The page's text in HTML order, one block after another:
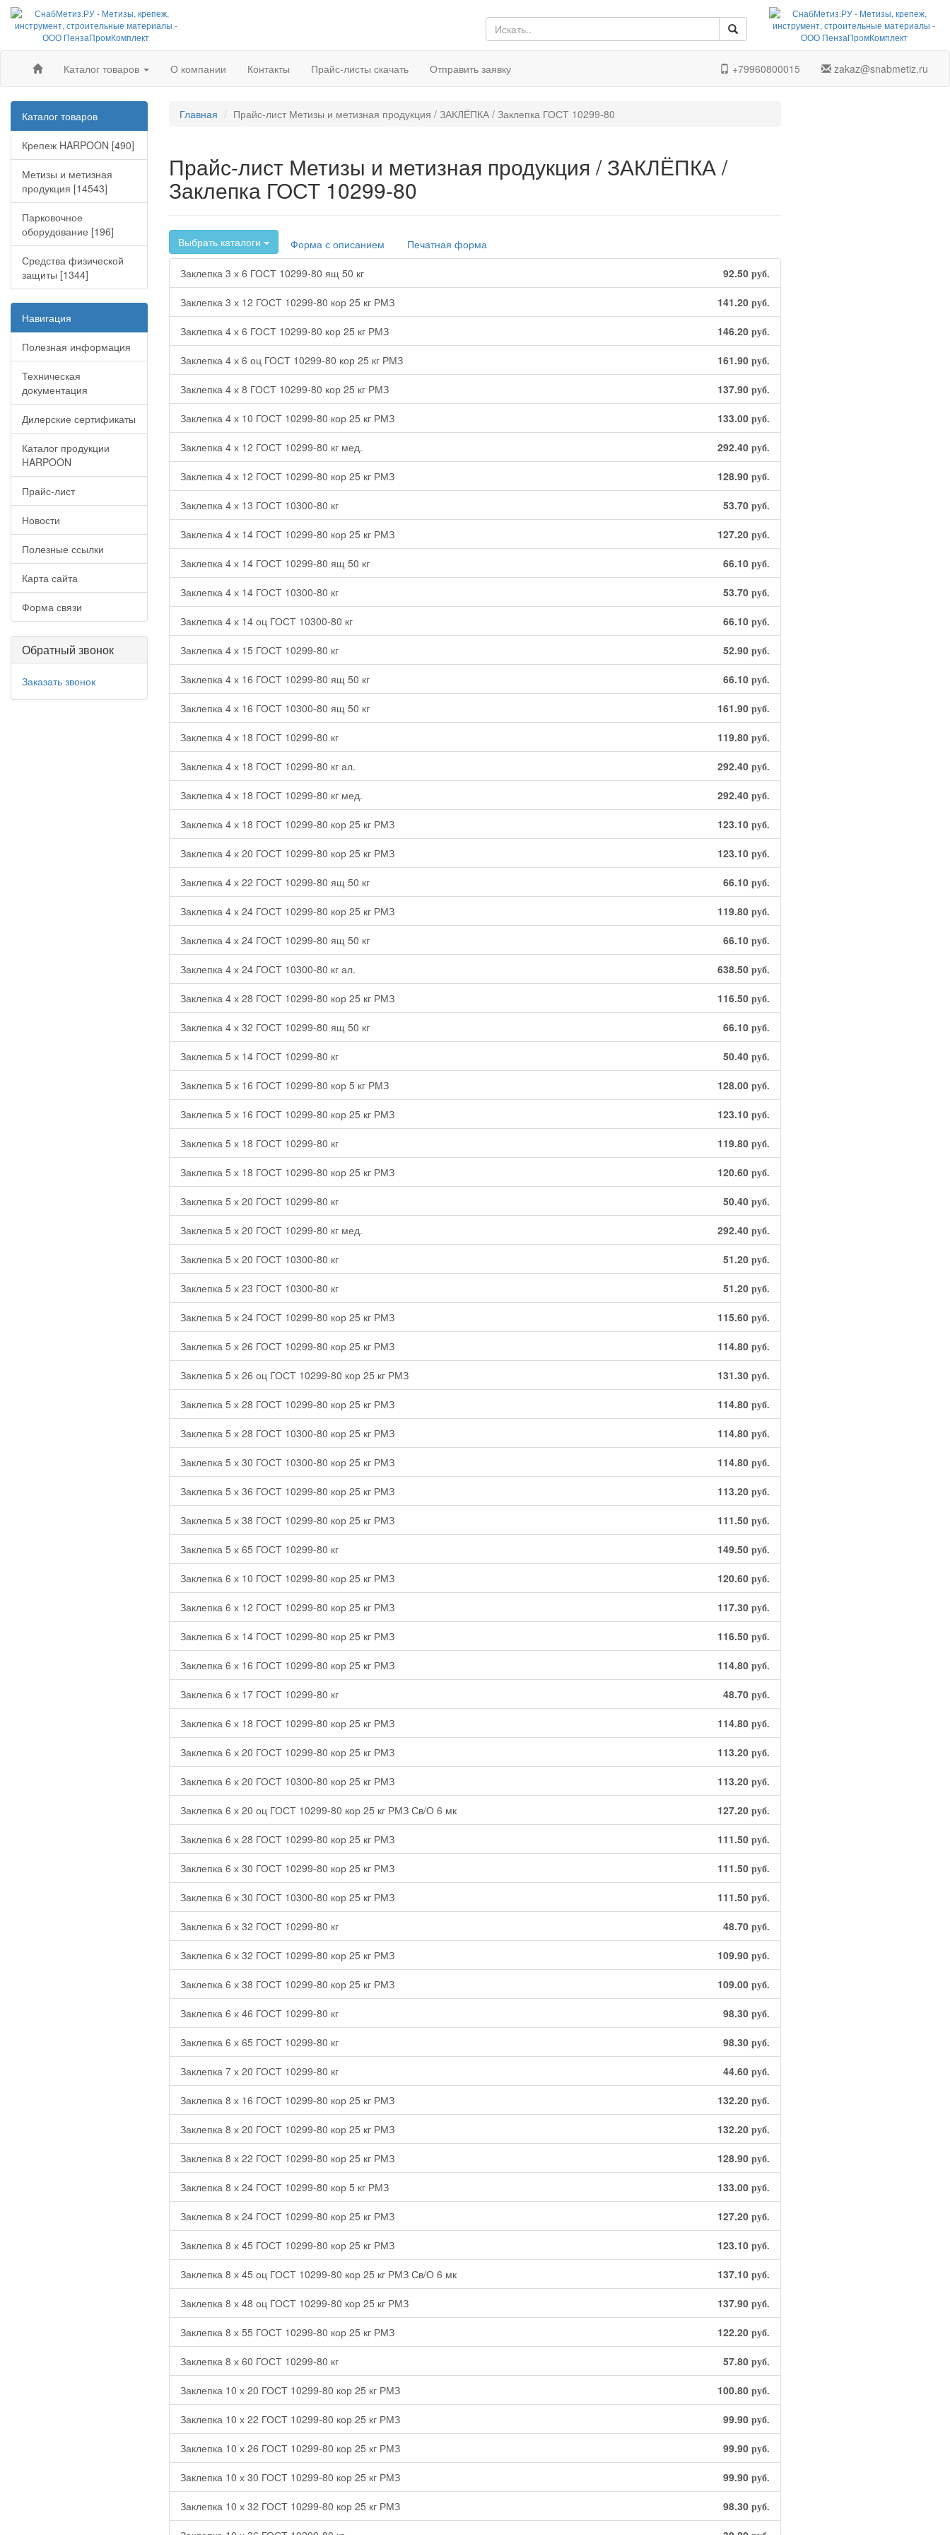
Каталог товаров О компании Контакты Прайс-листы скачать Отправить заявку +79960800015 zakaz@snabmetiz.ru
Каталог товаров
Крепеж HARPOON [490]
Метизы и метизная
продукция [14543]
Парковочное
оборудование [196]
Средства физической
защиты [1344]
Навигация
Полезная информация
Техническая
документация
Дилерские сертификаты
Каталог продукции
HARPOON
Прайс-лист
Новости
Полезные ссылки
Карта сайта
Форма связи
Обратный звонок
Заказать звонок
Главная Прайс-лист Метизы и метизная продукция / ЗАКЛЁПКА / Заклепка ГОСТ 10299-80
Прайс-лист Метизы и метизная продукция / ЗАКЛЁПКА /
Заклепка ГОСТ 10299-80
Выбрать каталоги Форма с описанием Печатная форма
Заклепка 3 х 6 ГОСТ 10299-80 ящ 50 кг 92.50 руб.
Заклепка 3 х 12 ГОСТ 10299-80 кор 25 кг РМЗ 141.20 руб.
Заклепка 4 х 6 ГОСТ 10299-80 кор 25 кг РМЗ 146.20 руб.
Заклепка 4 х 6 оц ГОСТ 10299-80 кор 25 кг РМЗ 161.90 руб.
Заклепка 4 х 8 ГОСТ 10299-80 кор 25 кг РМЗ 137.90 руб.
Заклепка 4 х 10 ГОСТ 10299-80 кор 25 кг РМЗ 133.00 руб.
Заклепка 4 х 12 ГОСТ 10299-80 кг мед. 292.40 руб.
Заклепка 4 х 12 ГОСТ 10299-80 кор 25 кг РМЗ 128.90 руб.
Заклепка 4 х 13 ГОСТ 10300-80 кг 53.70 руб.
Заклепка 4 х 14 ГОСТ 10299-80 кор 25 кг РМЗ 127.20 руб.
Заклепка 4 х 14 ГОСТ 10299-80 ящ 50 кг 66.10 руб.
Заклепка 4 х 14 ГОСТ 10300-80 кг 53.70 руб.
Заклепка 4 х 14 оц ГОСТ 10300-80 кг 66.10 руб.
Заклепка 4 х 15 ГОСТ 10299-80 кг 52.90 руб.
Заклепка 4 х 16 ГОСТ 10299-80 ящ 50 кг 66.10 руб.
Заклепка 4 х 16 ГОСТ 10300-80 ящ 50 кг 161.90 руб.
Заклепка 4 х 18 ГОСТ 10299-80 кг 119.80 руб.
Заклепка 4 х 18 ГОСТ 10299-80 кг ал. 292.40 руб.
Заклепка 4 х 18 ГОСТ 10299-80 кг мед. 292.40 руб.
Заклепка 4 х 18 ГОСТ 10299-80 кор 25 кг РМЗ 123.10 руб.
Заклепка 4 х 20 ГОСТ 10299-80 кор 25 кг РМЗ 123.10 руб.
Заклепка 4 х 22 ГОСТ 10299-80 ящ 50 кг 66.10 руб.
Заклепка 4 х 24 ГОСТ 10299-80 кор 25 кг РМЗ 119.80 руб.
Заклепка 4 х 24 ГОСТ 10299-80 ящ 50 кг 66.10 руб.
Заклепка 4 х 24 ГОСТ 10300-80 кг ал. 638.50 руб.
Заклепка 4 х 28 ГОСТ 10299-80 кор 25 кг РМЗ 116.50 руб.
Заклепка 4 х 32 ГОСТ 10299-80 ящ 50 кг 66.10 руб.
Заклепка 5 х 14 ГОСТ 10299-80 кг 50.40 руб.
Заклепка 5 х 16 ГОСТ 10299-80 кор 5 кг РМЗ 128.00 руб.
Заклепка 5 х 16 ГОСТ 10299-80 кор 25 кг РМЗ 123.10 руб.
Заклепка 5 х 18 ГОСТ 10299-80 кг 119.80 руб.
Заклепка 5 х 18 ГОСТ 10299-80 кор 25 кг РМЗ 120.60 руб.
Заклепка 5 х 20 ГОСТ 10299-80 кг 50.40 руб.
Заклепка 5 х 20 ГОСТ 10299-80 кг мед. 292.40 руб.
Заклепка 5 х 20 ГОСТ 10300-80 кг 51.20 руб.
Заклепка 5 х 23 ГОСТ 10300-80 кг 51.20 руб.
Заклепка 5 х 24 ГОСТ 10299-80 кор 25 кг РМЗ 115.60 руб.
Заклепка 5 х 26 ГОСТ 10299-80 кор 25 кг РМЗ 114.80 руб.
Заклепка 5 х 26 оц ГОСТ 10299-80 кор 25 кг РМЗ 131.30 руб.
Заклепка 5 х 28 ГОСТ 10299-80 кор 25 кг РМЗ 114.80 руб.
Заклепка 5 х 28 ГОСТ 10300-80 кор 25 кг РМЗ 114.80 руб.
Заклепка 5 х 30 ГОСТ 10300-80 кор 25 кг РМЗ 114.80 руб.
Заклепка 5 х 36 ГОСТ 10299-80 кор 25 кг РМЗ 113.20 руб.
Заклепка 5 х 38 ГОСТ 10299-80 кор 25 кг РМЗ 111.50 руб.
Заклепка 5 х 65 ГОСТ 10299-80 кг 149.50 руб.
Заклепка 6 х 10 ГОСТ 10299-80 кор 25 кг РМЗ 120.60 руб.
Заклепка 6 х 12 ГОСТ 10299-80 кор 25 кг РМЗ 117.30 руб.
Заклепка 6 х 14 ГОСТ 10299-80 кор 25 кг РМЗ 116.50 руб.
Заклепка 6 х 16 ГОСТ 10299-80 кор 25 кг РМЗ 114.80 руб.
Заклепка 6 х 17 ГОСТ 10299-80 кг 48.70 руб.
Заклепка 6 х 18 ГОСТ 10299-80 кор 25 кг РМЗ 114.80 руб.
Заклепка 6 х 20 ГОСТ 10299-80 кор 25 кг РМЗ 113.20 руб.
Заклепка 6 х 20 ГОСТ 10300-80 кор 25 кг РМЗ 113.20 руб.
Заклепка 6 х 20 оц ГОСТ 10299-80 кор 25 кг РМЗ Св/О 6 мк 127.20 руб.
Заклепка 6 х 28 ГОСТ 10299-80 кор 25 кг РМЗ 111.50 руб.
Заклепка 6 х 30 ГОСТ 10299-80 кор 25 кг РМЗ 111.50 руб.
Заклепка 6 х 30 ГОСТ 10300-80 кор 25 кг РМЗ 111.50 руб.
Заклепка 6 х 32 ГОСТ 10299-80 кг 48.70 руб.
Заклепка 6 х 32 ГОСТ 10299-80 кор 25 кг РМЗ 109.90 руб.
Заклепка 6 х 38 ГОСТ 10299-80 кор 25 кг РМЗ 109.00 руб.
Заклепка 6 х 46 ГОСТ 10299-80 кг 98.30 руб.
Заклепка 6 х 65 ГОСТ 10299-80 кг 98.30 руб.
Заклепка 7 х 20 ГОСТ 10299-80 кг 44.60 руб.
Заклепка 8 х 16 ГОСТ 10299-80 кор 25 кг РМЗ 132.20 руб.
Заклепка 8 х 20 ГОСТ 10299-80 кор 25 кг РМЗ 132.20 руб.
Заклепка 8 х 22 ГОСТ 10299-80 кор 25 кг РМЗ 128.90 руб.
Заклепка 8 х 24 ГОСТ 10299-80 кор 5 кг РМЗ 133.00 руб.
Заклепка 8 х 24 ГОСТ 10299-80 кор 25 кг РМЗ 127.20 руб.
Заклепка 8 х 45 ГОСТ 10299-80 кор 25 кг РМЗ 123.10 руб.
Заклепка 8 х 45 оц ГОСТ 10299-80 кор 25 кг РМЗ Св/О 6 мк 137.10 руб.
Заклепка 8 х 48 оц ГОСТ 10299-80 кор 25 кг РМЗ 137.90 руб.
Заклепка 8 х 55 ГОСТ 10299-80 кор 25 кг РМЗ 122.20 руб.
Заклепка 8 х 60 ГОСТ 10299-80 кг 57.80 руб.
Заклепка 10 х 20 ГОСТ 10299-80 кор 25 кг РМЗ 100.80 руб.
Заклепка 10 х 22 ГОСТ 10299-80 кор 25 кг РМЗ 99.90 руб.
Заклепка 10 х 26 ГОСТ 10299-80 кор 25 кг РМЗ 99.90 руб.
Заклепка 10 х 30 ГОСТ 10299-80 кор 25 кг РМЗ 99.90 руб.
Заклепка 10 х 32 ГОСТ 10299-80 кор 25 кг РМЗ 98.30 руб.